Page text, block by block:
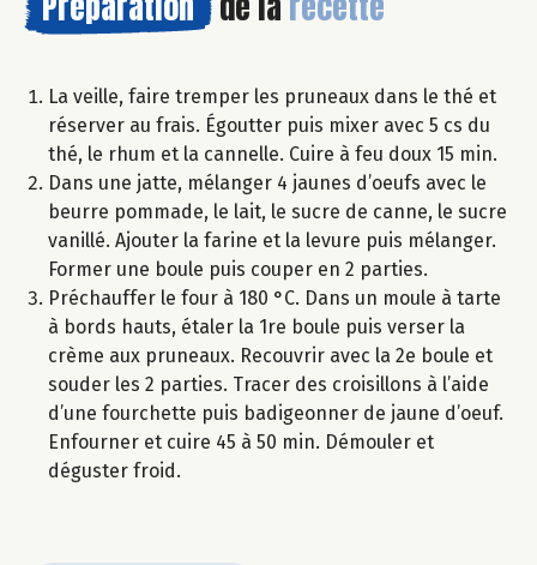
La veille, faire tremper les pruneaux dans le thé et
réserver au frais. Égoutter puis mixer avec 5 cs du
thé, le rhum et la cannelle. Cuire à feu doux 15 min.
Dans une jatte, mélanger 4 jaunes d’oeufs avec le
beurre pommade, le lait, le sucre de canne, le sucre
vanillé. Ajouter la farine et la levure puis mélanger.
Former une boule puis couper en 2 parties.
Préchauffer le four à 180 °C. Dans un moule à tarte
à bords hauts, étaler la 1re boule puis verser la
crème aux pruneaux. Recouvrir avec la 2e boule et
souder les 2 parties. Tracer des croisillons à l’aide
d’une fourchette puis badigeonner de jaune d’oeuf.
Enfourner et cuire 45 à 50 min. Démouler et
déguster froid.